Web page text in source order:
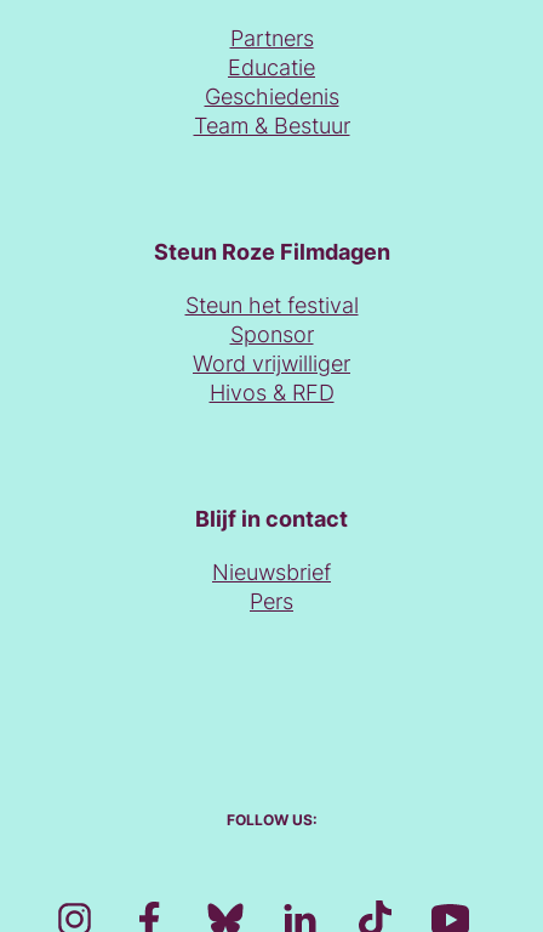
Partners
Educatie
Geschiedenis
Team & Bestuur
Steun Roze Filmdagen
Steun het festival
Sponsor
Word vrijwilliger
Hivos & RFD
Blijf in contact
Nieuwsbrief
Pers
FOLLOW US: